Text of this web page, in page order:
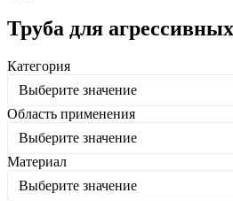
Труба для
Категория
Выберите значение
Область применения
Выберите значение
Материал
Выберите значение